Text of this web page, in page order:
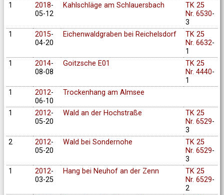
1
2018-
05-12
Kahlschläge am Schlauersbach
TK 25
Nr. 6530-
3
1
2015-
04-20
Eichenwaldgraben bei Reichelsdorf
TK 25
Nr. 6632-
1
1
2014-
08-08
Goitzsche E01
TK 25
Nr. 4440-
1
1
2012-
06-10
Trockenhang am Almsee
1 2012-
05-20
Wald an der Hochstraße
TK 25
Nr. 6529-
3
2
2012-
05-20
Wald bei Sondernohe
TK 25
Nr. 6529-
3
1
2012-
03-25
Hang bei Neuhof an der Zenn
TK 25
Nr. 6529-
2